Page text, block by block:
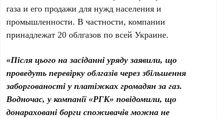
газа и его продажи для нужд населения и
промышленности. В частности, компании
принадлежат 20 облгазов по всей Украине.
«Після цього на засіданні уряду заявили, що
проведуть перевірку облгазів через збільшення
заборгованості у платіжках громадян за газ.
Водночас, у компанії «РГК» повідомили, що
донараховані борги споживачів можна не